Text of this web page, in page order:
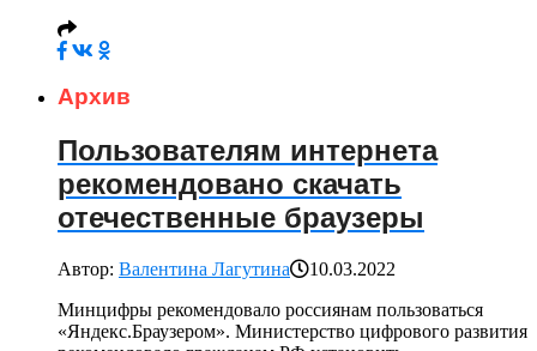
Архив
Пользователям интернета
рекомендовано скачать
отечественные браузеры
Автор: Валентина Лагутина
10.03.2022
Минцифры рекомендовало россиянам пользоваться
«Яндекс.Браузером». Министерство цифрового развития